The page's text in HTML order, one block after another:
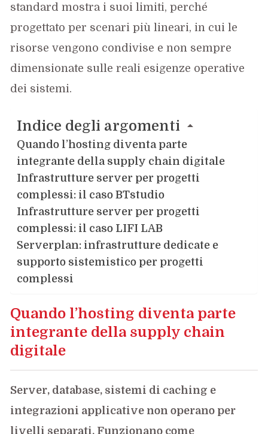
standard mostra i suoi limiti, perché
progettato per scenari più lineari, in cui le
risorse vengono condivise e non sempre
dimensionate sulle reali esigenze operative
dei sistemi.
Indice degli argomenti
Quando l’hosting diventa parte
integrante della supply chain digitale
Infrastrutture server per progetti
complessi: il caso BTstudio
Infrastrutture server per progetti
complessi: il caso LIFI LAB
Serverplan: infrastrutture dedicate e
supporto sistemistico per progetti
complessi
Quando l’hosting diventa parte
integrante della supply chain
digitale
Server, database, sistemi di caching e
integrazioni applicative non operano per
livelli separati. Funzionano come